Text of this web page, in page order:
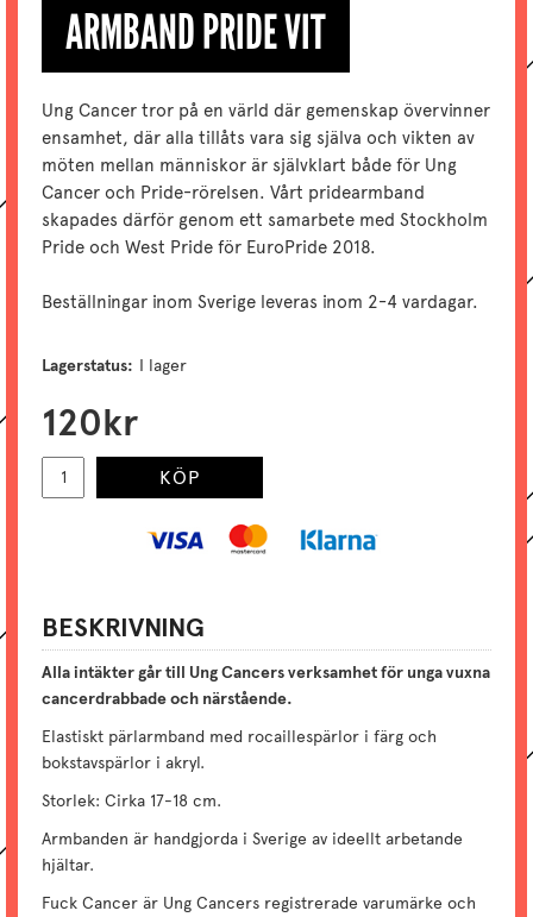
ARMBAND PRIDE VIT
Ung Cancer tror på en värld där gemenskap övervinner
ensamhet, där alla tillåts vara sig själva och vikten av
möten mellan människor är självklart både för Ung
Cancer och Pride-rörelsen. Vårt pridearmband
skapades därför genom ett samarbete med Stockholm
Pride och West Pride för EuroPride 2018.
Beställningar inom Sverige leveras inom 2-4 vardagar.
Lagerstatus: I lager
120kr
KÖP
BESKRIVNING
Alla intäkter går till Ung Cancers verksamhet för unga vuxna
cancerdrabbade och närstående.
Elastiskt pärlarmband med rocaillespärlor i färg och
bokstavspärlor i akryl.
Storlek: Cirka 17-18 cm.
Armbanden är handgjorda i Sverige av ideellt arbetande
hjältar.
Fuck Cancer är Ung Cancers registrerade varumärke och